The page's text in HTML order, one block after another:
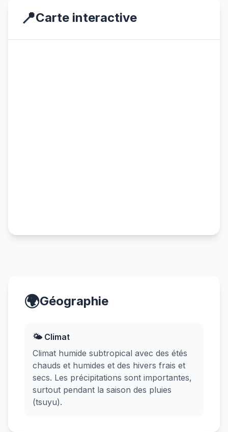
📍Carte interactive
🌍Géographie
🌤️ Climat
Climat humide subtropical avec des étés
chauds et humides et des hivers frais et
secs. Les précipitations sont importantes,
surtout pendant la saison des pluies
(tsuyu).